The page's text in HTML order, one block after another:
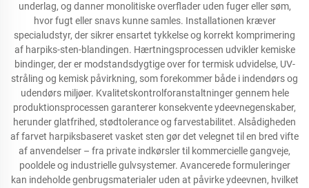
underlag, og danner monolitiske overflader uden fuger eller søm,
hvor fugt eller snavs kunne samles. Installationen kræver
specialudstyr, der sikrer ensartet tykkelse og korrekt komprimering
af harpiks-sten-blandingen. Hærtningsprocessen udvikler kemiske
bindinger, der er modstandsdygtige over for termisk udvidelse, UV-
stråling og kemisk påvirkning, som forekommer både i indendørs og
udendørs miljøer. Kvalitetskontrolforanstaltninger gennem hele
produktionsprocessen garanterer konsekvente ydeevnegenskaber,
herunder glatfrihed, stødtolerance og farvestabilitet. Alsådigheden
af farvet harpiksbaseret vasket sten gør det velegnet til en bred vifte
af anvendelser – fra private indkørsler til kommercielle gangveje,
pooldele og industrielle gulvsystemer. Avancerede formuleringer
kan indeholde genbrugsmaterialer uden at påvirke ydeevnen, hvilket